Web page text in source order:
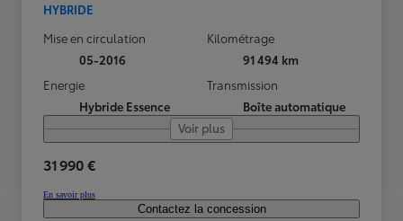
HYBRIDE
Mise en circulation
05-2016
Kilométrage
91 494 km
Energie
Hybride Essence
Transmission
Boîte automatique
Voir plus
31 990 €
En savoir plus
Contactez la concession